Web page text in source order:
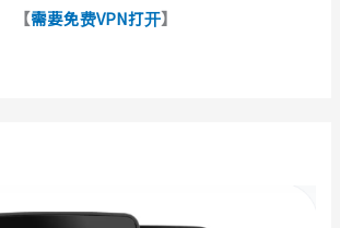
【需要免费VPN打开】